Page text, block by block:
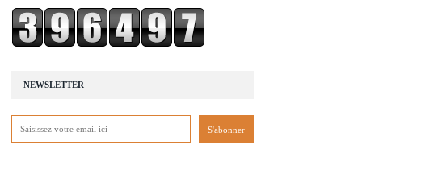
NEWSLETTER